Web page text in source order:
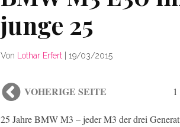
junge 25
Von Lothar Erfert 19/03/2015
VOHERIGE SEITE
25 Jahre BMW M3 – jeder M3 der drei